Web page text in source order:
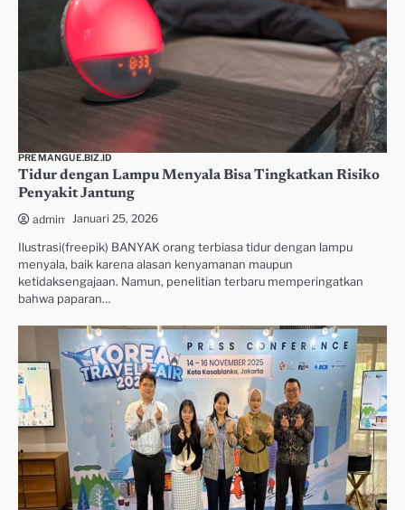
PREMANGUE.BIZ.ID
Tidur dengan Lampu Menyala Bisa Tingkatkan Risiko
Penyakit Jantung
admin Januari 25, 2026
Ilustrasi(freepik) BANYAK orang terbiasa tidur dengan lampu
menyala, baik karena alasan kenyamanan maupun
ketidaksengajaan. Namun, penelitian terbaru memperingatkan
bahwa paparan…